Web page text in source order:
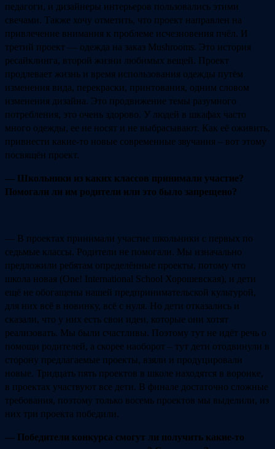
педагоги, и дизайнеры интерьеров пользовались этими
свечами. Также хочу отметить, что проект направлен на
привлечение внимания к проблеме исчезновения пчёл. И
третий проект — одежда на заказ Mushrooms. Это история
ресайклинга, второй жизни любимых вещей. Проект
продлевает жизнь и время использования одежды путём
изменения вида, перекраски, принтования, одним словом
изменения дизайна. Это продвижение темы разумного
потребления, это очень здорово. У людей в шкафах часто
много одежды, ее не носят и не выбрасывают. Как её оживить,
привнести какие-то новые современные звучания – вот этому
посвящён проект.
— Школьники из каких классов принимали участие?
Помогали ли им родители или это было запрещено?
— В проектах принимали участие школьники с первых по
седьмые классы. Родители не помогали. Мы изначально
предложили ребятам определённые проекты, потому что
школа новая (One! International School Хорошевская), и дети
ещё не обогащены нашей предпринимательской культурой,
для них всё в новинку, всё с нуля. Но дети отказались и
сказали, что у них есть свои идеи, которые они хотят
реализовать. Мы были счастливы. Поэтому тут не идёт речь о
помощи родителей, а скорее наоборот – тут дети отодвинули в
сторону предлагаемые проекты, взяли и продуцировали
новые. Тридцать пять проектов в школе находятся в воронке,
в проектах участвуют все дети. В финале достаточно сложные
требования, поэтому только восемь проектов мы выделили, из
них три проекта победили.
— Победители конкурса смогут ли получить какие-то